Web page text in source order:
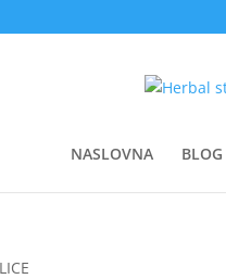
NASLOVNA BLOG